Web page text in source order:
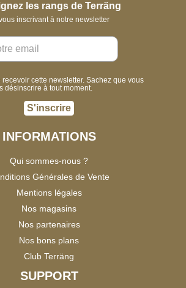
les rangs de Terräng
inscrivant à notre newsletter
recevoir cette newsletter. Sachez que vous
désinscrire à tout moment.
S'inscrire
INFORMATIONS
Qui sommes-nous ?
Générales de Vente
Mentions légales
Nos magasins
Nos partenaires
Nos bons plans
Club Terräng
SUPPORT